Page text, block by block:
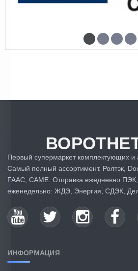
Первый супермаркет комплектующих и
Самый полный ассортимент. Ролтэк,
FAAC, CAME. Отправка ежедневно
еженедельно: ЖДЭ, Энергия, СДЭК,
ИНФОРМАЦИЯ